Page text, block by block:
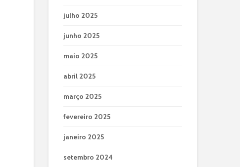
julho 2025
junho 2025
maio 2025
abril 2025
março 2025
fevereiro 2025
janeiro 2025
setembro 2024